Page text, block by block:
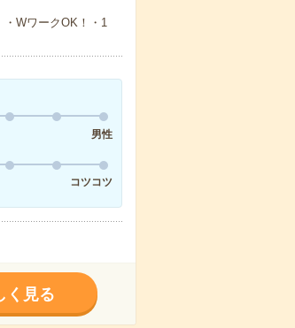
・WワークOK！・1
男性
コツコツ
く見る